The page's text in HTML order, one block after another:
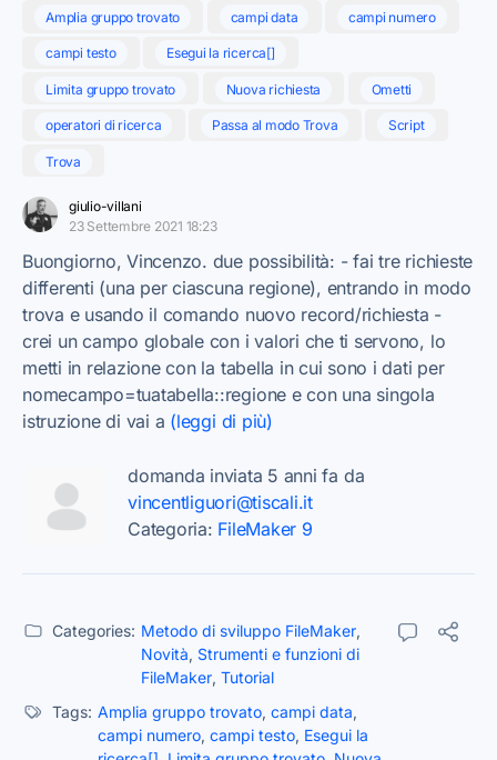
Amplia gruppo trovato campi data campi numero
campi testo Esegui la ricerca[]
Limita gruppo trovato Nuova richiesta Ometti
operatori di ricerca Passa al modo Trova Script
Trova
giulio-villani
23 Settembre 2021 18:23
Buongiorno, Vincenzo. due possibilità: - fai tre richieste
differenti (una per ciascuna regione), entrando in modo
trova e usando il comando nuovo record/richiesta -
crei un campo globale con i valori che ti servono, lo
metti in relazione con la tabella in cui sono i dati per
nomecampo=tuatabella::regione e con una singola
istruzione di vai a (leggi di più)
domanda inviata 5 anni fa da
vincentliguori@tiscali.it
Categoria: FileMaker 9
Categories: Metodo di sviluppo FileMaker,
Novità, Strumenti e funzioni di
FileMaker, Tutorial
Tags: Amplia gruppo trovato, campi data,
campi numero, campi testo, Esegui la